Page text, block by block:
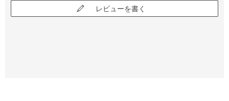
レビューを書く